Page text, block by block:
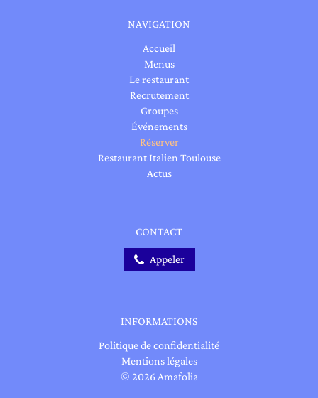
NAVIGATION
Accueil
Menus
Le restaurant
Recrutement
Groupes
Événements
Réserver
Restaurant Italien Toulouse
Actus
CONTACT
Appeler
INFORMATIONS
Politique de confidentialité
Mentions légales
© 2026 Amafolia